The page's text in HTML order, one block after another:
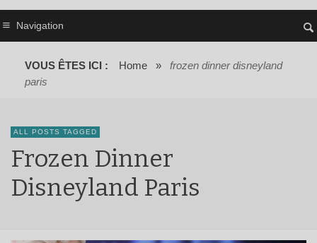
Navigation
VOUS ÊTES ICI : Home »
frozen dinner disneyland
paris
ALL POSTS TAGGED
Frozen Dinner
Disneyland Paris